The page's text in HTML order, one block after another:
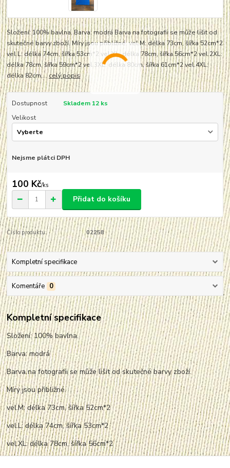
Složení: 100% bavlna. Barva: modrá Barva na fotografii se může lišit od
skutečné barvy zboží. Míry jsou přibližné. vel.M: délka 73cm, šířka 52cm*2
vel.L: délka 74cm, šířka 53cm*2 vel.XL: délka 78cm, šířka 56cm*2 vel.2XL:
délka 78cm, šířka 59cm*2 vel.3XL: délka 80cm, šířka 61cm*2 vel.4XL:
délka 82cm,...celý popis
Dostupnost
Skladem 12 ks
Velikost
Nejsme plátci DPH
100 Kč/ks
Přidat do košíku
Číslo produktu: 02258
Kompletní specifikace
Komentáře 0
Kompletní specifikace
Složení: 100% bavlna.
Barva: modrá
Barva na fotografii se může lišit od skutečné barvy zboží.
Míry jsou přibližné.
vel.M: délka 73cm, šířka 52cm*2
vel.L: délka 74cm, šířka 53cm*2
vel.XL: délka 78cm, šířka 56cm*2